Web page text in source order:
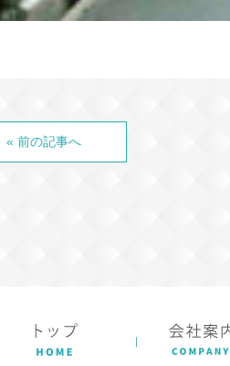
« 前の記事へ